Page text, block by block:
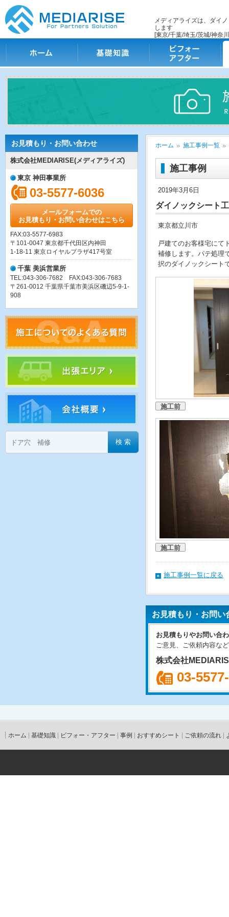
メディアライズは、ダイ
します
[東京/千葉/埼玉/茨城/神奈
ホーム 基礎知識 ビフォー・アフター 施
お見積もり・お問い合わせ
株式会社MEDIARISE(メディアライズ)
東京 神田事業所
03-5577-6036
メールフォームでの
お見積もり・お問い合わせはこちら
FAX:03-5577-6983
〒101-0047 東京都千代田区内神田
1-18-11 東京ロイヤルプラザ417号室
千葉 美浜営業所
TEL:043-306-7682 FAX:043-306-7683
〒261-0012 千葉県千葉市美浜区磯辺5-9-1-
908
ホーム 施工事例一覧
施工事例
2019年3月6日
ダイノックシート
東京都立川市
戸建てのお客様宅にて
補修します。パテ処理
択のダイノックシート
施工前
施工前
施工事例一覧に戻る
お見積もり・お問い
お見積もりやお問い合
ご意見、ご依頼内容な
株式会社
03-
ホーム 基礎知識 ビフォー・アフター 事例 おすすめシート ご依頼の流れ